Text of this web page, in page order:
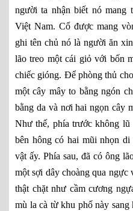
người ta nhận biết nó mang
Việt Nam. Cổ được mang
ghi tên chủ nó là người ăn
lão treo một cái giỏ với bốn
chiếc gióng. Để phòng thủ
một cây mây to bằng ngón
bằng da và nơi hai ngọn cây
Như thế, phía trước không lũ
bên hông có hai mũi nhọn
vật ấy. Phía sau, đã có ông
một sợi dây choàng qua ngực
thật chặt như cầm cương
mù la cà từ khu phố này